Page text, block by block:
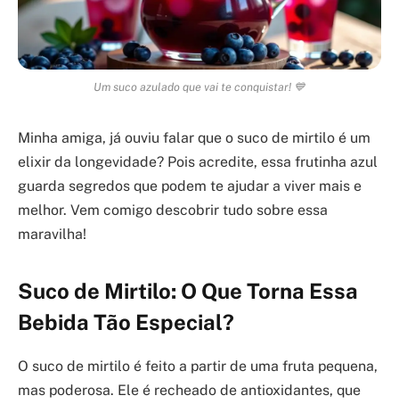
Um suco azulado que vai te conquistar! 💙
Minha amiga, já ouviu falar que o suco de mirtilo é um
elixir da longevidade? Pois acredite, essa frutinha azul
guarda segredos que podem te ajudar a viver mais e
melhor. Vem comigo descobrir tudo sobre essa
maravilha!
Suco de Mirtilo: O Que Torna Essa
Bebida Tão Especial?
O suco de mirtilo é feito a partir de uma fruta pequena,
mas poderosa. Ele é recheado de antioxidantes, que